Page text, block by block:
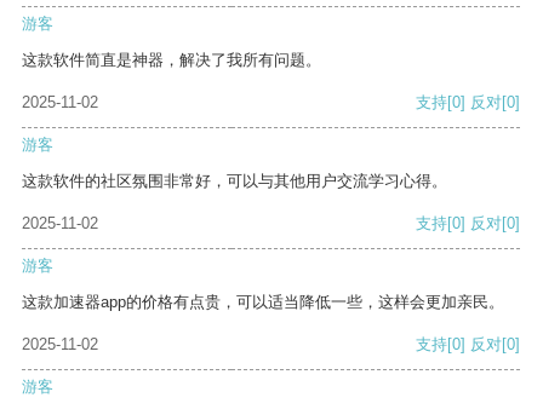
游客
这款软件简直是神器，解决了我所有问题。
2025-11-02 支持[0] 反对[0]
游客
这款软件的社区氛围非常好，可以与其他用户交流学习心得。
2025-11-02 支持[0] 反对[0]
游客
这款加速器app的价格有点贵，可以适当降低一些，这样会更加亲民。
2025-11-02 支持[0] 反对[0]
游客